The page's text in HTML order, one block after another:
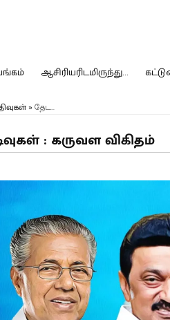
ஆசிரியரிடமிருந்து...
» தேட...
: கருவள விகிதம்